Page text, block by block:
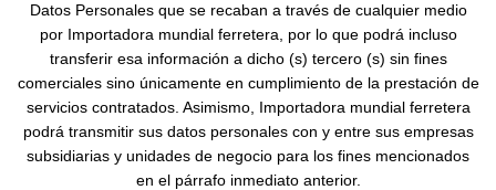
Datos Personales que se recaban a través de cualquier medio
por Importadora mundial ferretera, por lo que podrá incluso
transferir esa información a dicho (s) tercero (s) sin fines
comerciales sino únicamente en cumplimiento de la prestación de
servicios contratados. Asimismo, Importadora mundial ferretera
podrá transmitir sus datos personales con y entre sus empresas
subsidiarias y unidades de negocio para los fines mencionados
en el párrafo inmediato anterior.